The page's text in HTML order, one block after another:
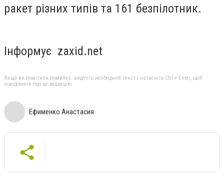
ракет різних типів та 161 безпілотник.
Інформує zaxid.net
Якщо ви помітили помилку, виділіть необхідний текст і натисніть Ctrl + Enter, щоб
повідомити про це редакцію
Ефименко Анастасия